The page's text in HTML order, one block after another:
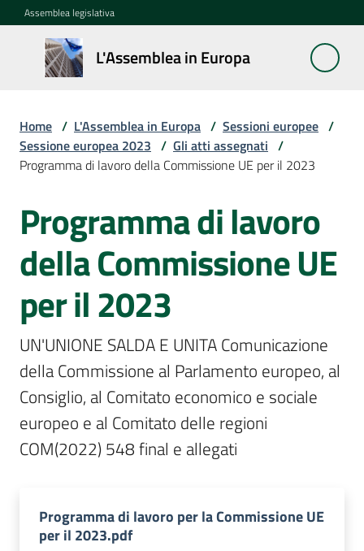
Vai al contenuto
Vai alla navigazione
Vai al footer
Assemblea legislativa
L'Assemblea in Europa
L'Assemblea
in Europa
Cos'è
la
La
Rete
regionale
Le
Sessioni
europee
Menu selezionato
Notizie
Assemblea
Home / L'Assemblea in Europa / Sessioni europee /
Sessione europea 2023 / Gli atti assegnati /
Programma di lavoro della Commissione UE per il 2023
Programma di lavoro
della Commissione UE
per il 2023
UN'UNIONE SALDA E UNITA Comunicazione
della Commissione al Parlamento europeo, al
Consiglio, al Comitato economico e sociale
europeo e al Comitato delle regioni
COM(2022) 548 final e allegati
Programma di lavoro per la Commissione UE
per il 2023.pdf